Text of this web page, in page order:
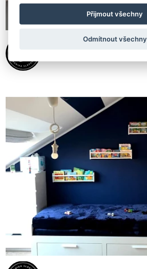
Přijmout všechny
Odmítnout všechny